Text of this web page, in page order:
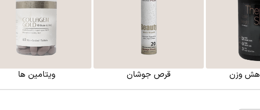
وزن قرص جوشان ویتامین ها